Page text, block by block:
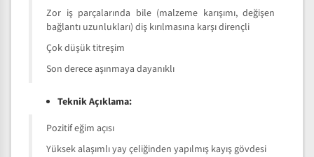
Zor iş parçalarında bile (malzeme karışımı, değişen
bağlantı uzunlukları) diş kırılmasına karşı dirençli
Çok düşük titreşim
Son derece aşınmaya dayanıklı
Teknik Açıklama:
Pozitif eğim açısı
Yüksek alaşımlı yay çeliğinden yapılmış kayış gövdesi